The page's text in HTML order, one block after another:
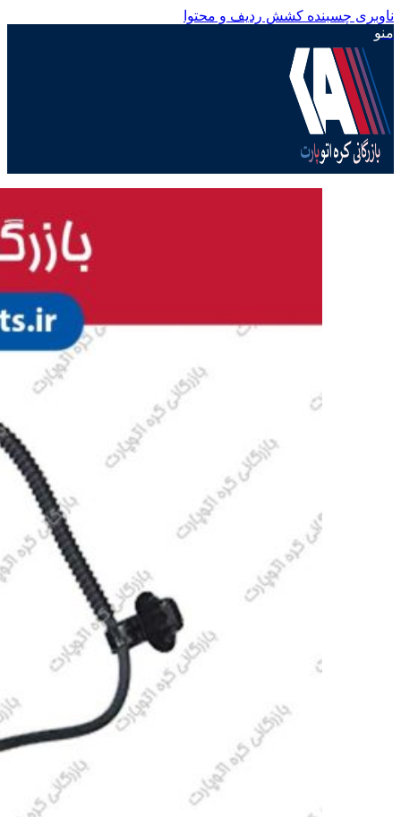
ناوبری چسبنده کشش ردیف و محتوا
منو